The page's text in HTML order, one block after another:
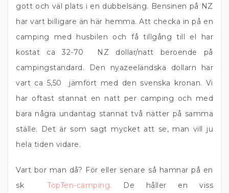
gott och väl plats i en dubbelsäng. Bensinen på NZ
har vart billigare än här hemma. Att checka in på en
camping med husbilen och få tillgång till el har
kostat ca 32-70 NZ dollar/natt beroende på
campingstandard. Den nyazeeländska dollarn har
vart ca 5,50 jämfört med den svenska kronan. Vi
har oftast stannat en natt per camping och med
bara några undantag stannat två nätter på samma
ställe. Det är som sagt mycket att se, man vill ju
hela tiden vidare.
Vart bor man då? För eller senare så hamnar på en
skTopTen-camping. De håller en viss